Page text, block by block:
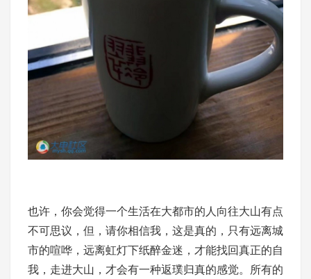
也许，你会觉得一个生活在大都市的人向往大山有点
不可思议，但，请你相信我，这是真的，只有远离城
市的喧哗，远离虹灯下纸醉金迷，才能找回真正的自
我，走进大山，才会有一种返璞归真的感觉。所有的